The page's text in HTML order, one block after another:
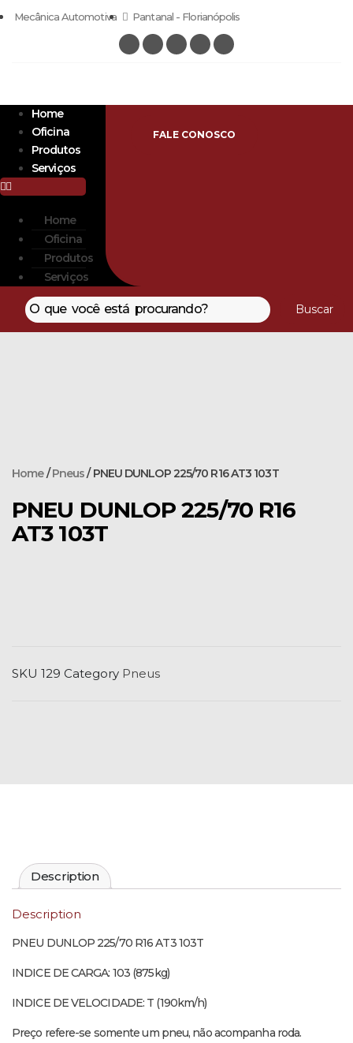
Mecânica Automotiva Pantanal - Florianópolis
Home
Oficina
Produtos
Serviços
Home
Oficina
Produtos
Serviços
FALE CONOSCO
Buscar
Home/Pneus/ PNEU DUNLOP 225/70 R16 AT3 103T
PNEU DUNLOP 225/70 R16
AT3 103T
SKU 129 Category Pneus
Description
Description
PNEU DUNLOP 225/70 R16 AT3 103T
INDICE DE CARGA: 103 (875kg)
INDICE DE VELOCIDADE: T (190km/h)
Preço refere-se somente um pneu, não acompanha roda.